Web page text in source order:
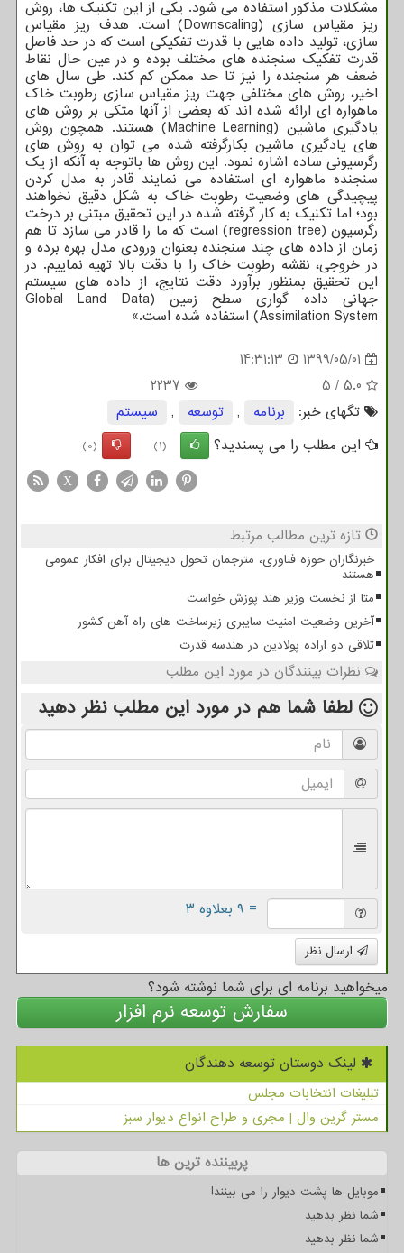
مشکلات مذکور استفاده می شود. یکی از این تکنیک ها، روش
ریز مقیاس سازی (Downscaling) است. هدف ریز مقیاس
سازی، تولید داده هایی با قدرت تفکیکی است که در حد فاصل
قدرت تفکیک سنجنده های مختلف بوده و در عین حال نقاط
ضعف هر سنجنده را نیز تا حد ممکن کم کند. طی سال های
اخیر، روش های مختلفی جهت ریز مقیاس سازی رطوبت خاک
ماهواره ای ارائه شده اند که بعضی از آنها متکی بر روش های
یادگیری ماشین (Machine Learning) هستند. همچون روش
های یادگیری ماشین بکارگرفته شده می توان به روش های
رگرسیونی ساده اشاره نمود. این روش ها باتوجه به آنکه از یک
سنجنده ماهواره ای استفاده می نمایند قادر به مدل کردن
پیچیدگی های وضعیت رطوبت خاک به شکل دقیق نخواهند
بود؛ اما تکنیک به کار گرفته شده در این تحقیق مبتنی بر درخت
رگرسیون (regression tree) است که ما را قادر می سازد تا هم
زمان از داده های چند سنجنده بعنوان ورودی مدل بهره برده و
در خروجی، نقشه رطوبت خاک را با دقت بالا تهیه نماییم. در
این تحقیق بمنظور برآورد دقت نتایج، از داده های سیستم
جهانی داده گواری سطح زمین (Global Land Data
Assimilation System) استفاده شده است.»
1399/05/01
14:31:13
5.0
/
5
2237
تگهای خبر:
برنامه , توسعه ,
سیستم
این مطلب را می پسندید؟
(1)
(0)
X
تازه ترین مطالب مرتبط
خبرنگاران حوزه فناوری، مترجمان تحول دیجیتال برای افکار عمومی
هستند
متا از نخست وزیر هند پوزش خواست
آخرین وضعیت امنیت سایبری زیرساخت های راه آهن کشور
تلاقی دو اراده پولادین در هندسه قدرت
نظرات بینندگان در مورد این مطلب
لطفا شما هم در مورد این مطلب نظر دهید
= ۹ بعلاوه ۳
ارسال نظر
میخواهید برنامه ای برای شما نوشته شود؟
سفارش توسعه نرم افزار
لینک دوستان توسعه دهندگان
تبلیغات انتخابات مجلس
مستر گرین وال | مجری و طراح انواع دیوار سبز
پربیننده ترین ها
موبایل ها پشت دیوار را می بینند!
شما نظر بدهید
شما نظر بدهید